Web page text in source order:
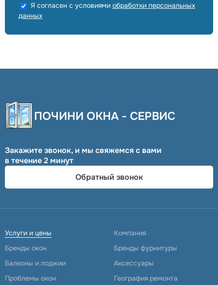
Я согласен с условиями обработки персональных
данных
ПОЧИНИ ОКНА - СЕРВИС
Закажите звонок, и мы свяжемся с вами
в течение 2 минут
Обратный звонок
Услуги и цены
Компания
Бренды окон
Бренды фурнитуры
Балконы и лоджии
Аксессуары
Проблемы окон
География ремонта